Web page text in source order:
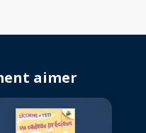
aimer